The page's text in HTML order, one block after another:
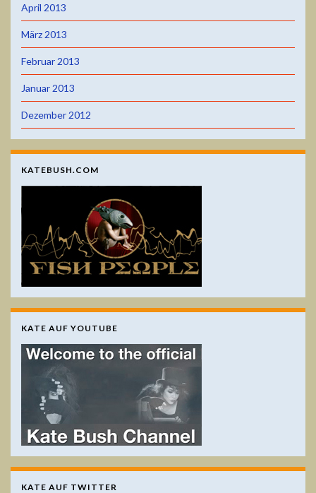
April 2013
März 2013
Februar 2013
Januar 2013
Dezember 2012
KATEBUSH.COM
KATE AUF YOUTUBE
KATE AUF TWITTER